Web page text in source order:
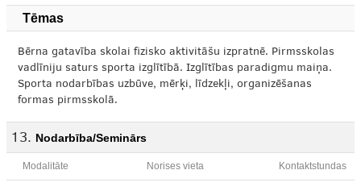
Tēmas
Bērna gatavība skolai fizisko aktivitāšu izpratnē. Pirmsskolas
vadlīniju saturs sporta izglītībā. Izglītības paradigmu maiņa.
Sporta nodarbības uzbūve, mērķi, līdzekļi, organizēšanas
formas pirmsskolā.
Nodarbība/Seminārs
Modalitāte Norises vieta Kontaktstundas